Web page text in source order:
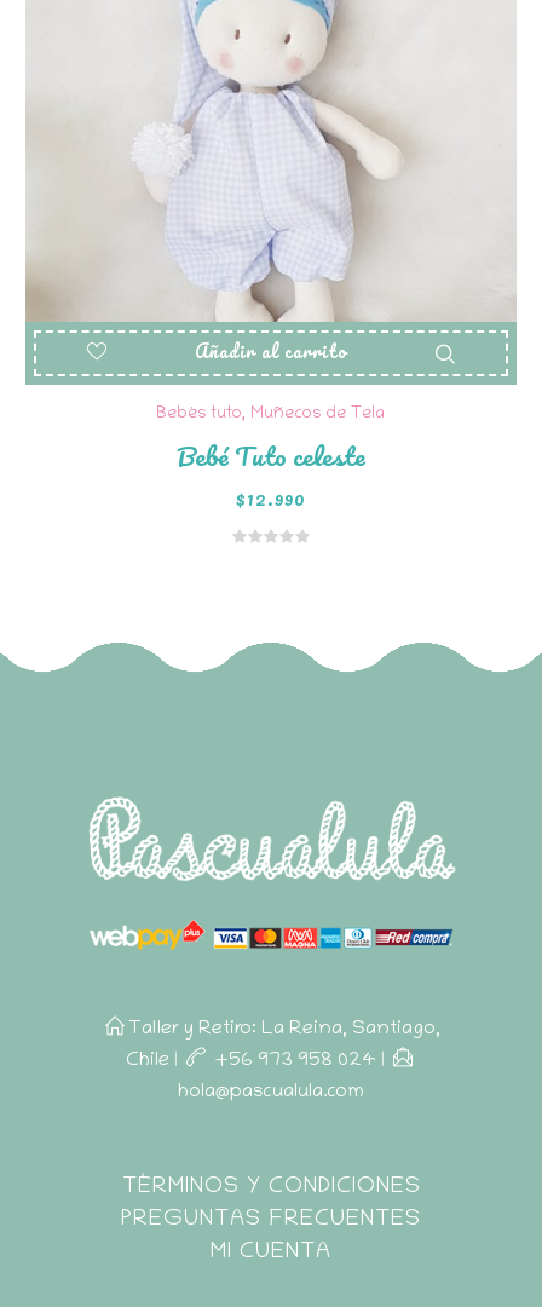
Añadir al carrito
Bebés tuto, Muñecos de Tela
Bebé Tuto celeste
$12.990
Taller y Retiro: La Reina, Santiago,
Chile | +56 973 958 024 |
hola@pascualula.com
Pascualula
TÉRMINOS Y CONDICIONES
PREGUNTAS FRECUENTES
MI CUENTA